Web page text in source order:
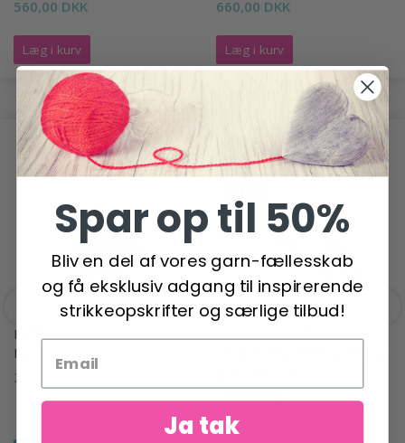
560,00 DKK
Læg i kurv
660,00 DKK
Læg i kurv
ANDRE HAR OGSÅ SET
HÆTTEJAKKE - BABY (3-6
MDR.)
210,00 DKK
KNITPRO SYMFONIE
37,95 DKK 47,95 DKK
Tilbud udløber 06/08/2026
Spar op til 50%
Bliv en del af vores garn-fællesskab
og få eksklusiv adgang til inspirerende
strikkeopskrifter og særlige tilbud!
Ja tak